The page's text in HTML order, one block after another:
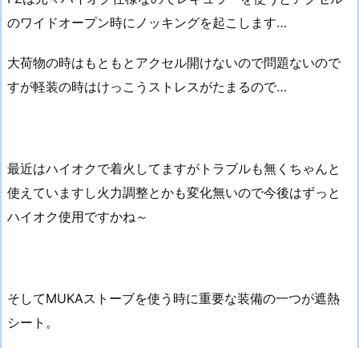
のワイドオープン時にノッキングを起こします…
大荷物の時はもともとアクセル開けないので問題ないので
すが軽装の時はけっこうストレスがたまるので…
最近はハイオクで着火してますがトラブルも無くちゃんと
使えていますし火力調整とかも変化無いので今後はずっと
ハイオク使用ですかね～
そしてMUKAストーブを使う時に重要な装備の一つが遮熱
シート。